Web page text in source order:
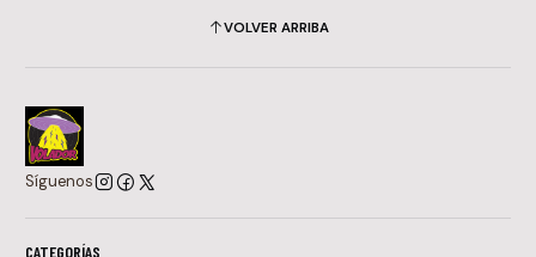
VOLVER ARRIBA
Síguenos
CATEGORÍAS